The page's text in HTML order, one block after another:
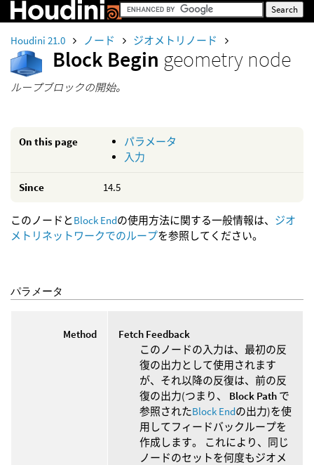
Houdini 21.0 ノード ジオメトリノード
Block Begin geometry node
ループブロックの開始。
On this page
パラメータ
入力
Since 14.5
このノードとBlock Endの使用方法に関する一般情報は、 ジオ
メトリネットワークでのループを参照してください。
パラメータ
Method
Fetch Feedback
このノードの入力は、最初の反
復の出力として使用されます
が、それ以降の反復は、前の反
復の出力(つまり、 Block Path で
参照されたBlock Endの出力)を使
用してフィードバックループを
作成します。 これにより、同じ
ノードのセットを何度もジオメ